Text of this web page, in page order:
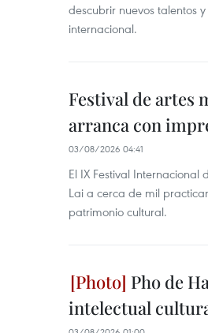
descubrir nuevos talentos
internacional.
Festival de artes
arranca con
03/08/2026 04:41
El IX Festival
Lai a cerca de mil
patrimonio cultural.
Pho de
intelectual